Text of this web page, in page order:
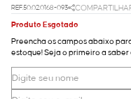
REF.50.02.0168-093
Produto Esgotado
Preencha os campos abaixo
estoque! Seja o primeiro a